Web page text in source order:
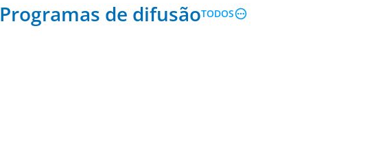
Programas de difusãoTODOS